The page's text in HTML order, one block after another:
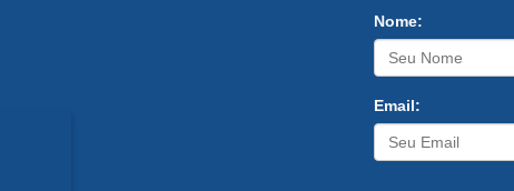
Nome:
Email: